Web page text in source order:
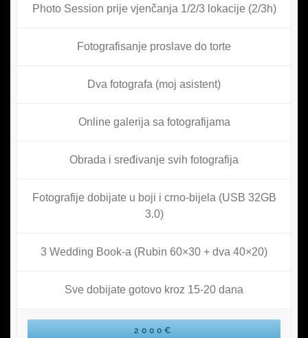
Photo Session prije vjenčanja 1/2/3 lokacije (2/3h)
Fotografisanje proslave do torte
Dva fotografa (moj asistent)
Online galerija sa fotografijama
Obrada i sređivanje svih fotografija
Fotografije dobijate u boji i crno-bijela (USB 32GB
3.0)
3 Wedding Book-a (Rubin 60×30 + dva 40×20)
Sve dobijate gotovo kroz 15-20 dana
2000€